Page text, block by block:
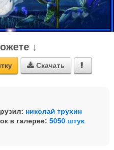
↓
 Скачать 
николай трухин
в галерее: 5050 штук